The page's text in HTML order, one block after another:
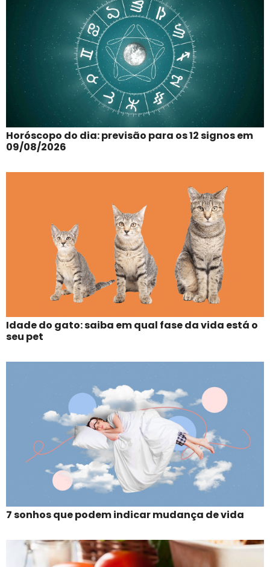
Horóscopo do dia: previsão para os 12 signos em
09/08/2026
Idade do gato: saiba em qual fase da vida está o
seu pet
7 sonhos que podem indicar mudança de vida